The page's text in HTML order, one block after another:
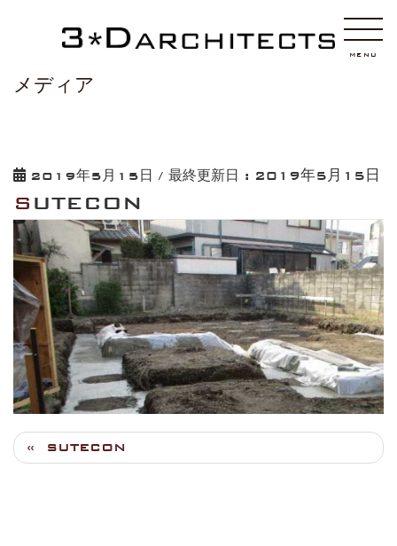
MENU
メディア
2019年5月15日 / 最終更新日 : 2019年5月15日
SUTECON
SUTECON